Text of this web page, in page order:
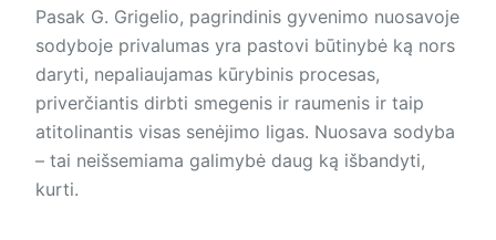
Pasak G. Grigelio, pagrindinis gyvenimo nuosavoje
sodyboje privalumas yra pastovi būtinybė ką nors
daryti, nepaliaujamas kūrybinis procesas,
priverčiantis dirbti smegenis ir raumenis ir taip
atitolinantis visas senėjimo ligas. Nuosava sodyba
– tai neišsemiama galimybė daug ką išbandyti,
kurti.